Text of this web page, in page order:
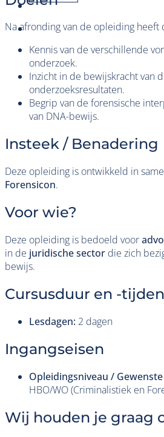
Na afronding van de opleiding heeft
Kennis van de verschillende
onderzoek.
Inzicht in de bewijskracht van
onderzoeksresultaten.
Begrip van de forensische
van DNA-bewijs.
Insteek / Benadering
Deze opleiding is ontwikkeld in
Forensicon.
Voor wie?
Deze opleiding is bedoeld voor
in de juridische sector die zich
bewijs.
Cursusduur en -tijden
Lesdagen: 2 dagen
Ingangseisen
Opleidingsniveau /
HBO/WO (Criminalistiek en
Wij houden je graag